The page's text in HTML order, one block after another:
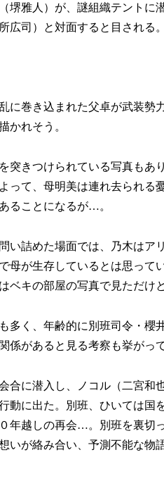
堺雅人）が、謎組織テントに
広司）と対面すると目される。
に巻き込まれた父卓が武装勢
かれそう。
突きつけられている写真もあ
って、母明美は連れ去られる
ることになるが…。
い詰めた場面では、乃木はア
母が生存しているとは思って
ベキの部屋の写真で見ただけ
多く、年齢的に別班司令・櫻
係があると見る考察も挙がって
合に潜入し、ノコル（二宮
動に出た。別班、ひいては国
年越しの再会…。別班を裏切
いが絡み合い、予測不能な物